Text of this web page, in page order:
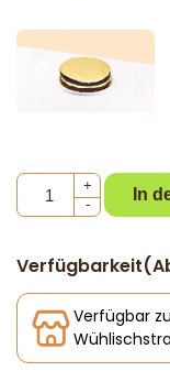
-
+ In
Verfügbar